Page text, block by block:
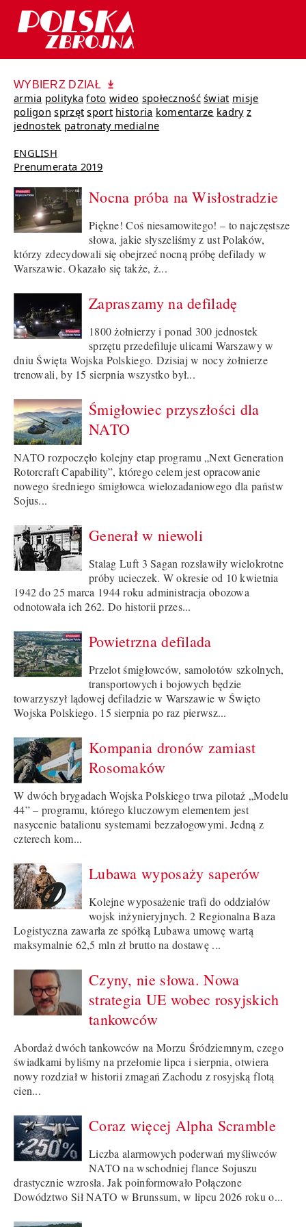
WYBIERZ DZIAŁ
armia polityka foto wideo społeczność świat misje
poligon sprzęt sport historia komentarze kadry z
jednostek patronaty medialne
ENGLISH
Prenumerata 2019
Nocna próba na Wisłostradzie
Piękne! Coś niesamowitego! – to najczęstsze
słowa, jakie słyszeliśmy z ust Polaków,
którzy zdecydowali się obejrzeć nocną próbę defilady w
Warszawie. Okazało się także, ż...
Zapraszamy na defiladę
1800 żołnierzy i ponad 300 jednostek
sprzętu przedefiluje ulicami Warszawy w
dniu Święta Wojska Polskiego. Dzisiaj w nocy żołnierze
trenowali, by 15 sierpnia wszystko był...
Śmigłowiec przyszłości dla
NATO
NATO rozpoczęło kolejny etap programu „Next Generation
Rotorcraft Capability”, którego celem jest opracowanie
nowego średniego śmigłowca wielozadaniowego dla państw
Sojus...
Generał w niewoli
Stalag Luft 3 Sagan rozsławiły wielokrotne
próby ucieczek. W okresie od 10 kwietnia
1942 do 25 marca 1944 roku administracja obozowa
odnotowała ich 262. Do historii przes...
Powietrzna defilada
Przelot śmigłowców, samolotów szkolnych,
transportowych i bojowych będzie
towarzyszył lądowej defiladzie w Warszawie w Święto
Wojska Polskiego. 15 sierpnia po raz pierwsz...
Kompania dronów zamiast
Rosomaków
W dwóch brygadach Wojska Polskiego trwa pilotaż „Modelu
44” – programu, którego kluczowym elementem jest
nasycenie batalionu systemami bezzałogowymi. Jedną z
czterech kom...
Lubawa wyposaży saperów
Kolejne wyposażenie trafi do oddziałów
wojsk inżynieryjnych. 2 Regionalna Baza
Logistyczna zawarła ze spółką Lubawa umowę wartą
maksymalnie 62,5 mln zł brutto na dostawę ...
Czyny, nie słowa. Nowa
strategia UE wobec rosyjskich
tankowców
Abordaż dwóch tankowców na Morzu Śródziemnym, czego
świadkami byliśmy na przełomie lipca i sierpnia, otwiera
nowy rozdział w historii zmagań Zachodu z rosyjską flotą
cien...
Coraz więcej Alpha Scramble
Liczba alarmowych poderwań myśliwców
NATO na wschodniej flance Sojuszu
drastycznie wzrosła. Jak poinformowało Połączone
Dowództwo Sił NATO w Brunssum, w lipcu 2026 roku o...